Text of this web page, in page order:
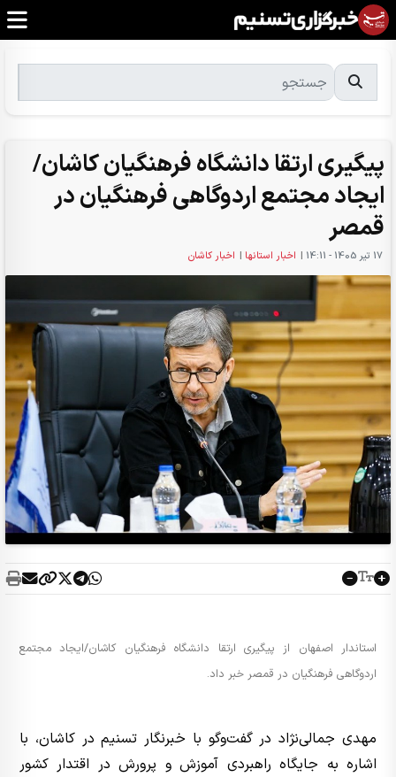
پیگیری ارتقا دانشگاه فرهنگیان کاشان/
ایجاد مجتمع اردوگاهی فرهنگیان در
قمصر
17 تير 1405 - 14:11 | اخبار استانها | اخبار کاشان
استاندار اصفهان از پیگیری ارتقا دانشگاه فرهنگیان کاشان/ایجاد مجتمع
اردوگاهی فرهنگیان در قمصر خبر داد.
مهدی جمالی‌نژاد در گفت‌وگو با خبرنگار تسنیم در کاشان، با
اشاره به جایگاه راهبردی آموزش و پرورش در اقتدار کشور